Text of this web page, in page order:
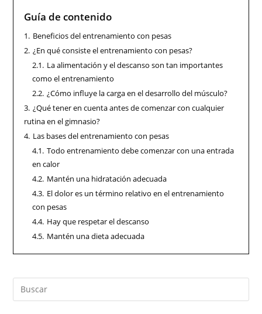
Guía de contenido
1. Beneficios del entrenamiento con pesas
2. ¿En qué consiste el entrenamiento con pesas?
2.1. La alimentación y el descanso son tan importantes
como el entrenamiento
2.2. ¿Cómo influye la carga en el desarrollo del músculo?
3. ¿Qué tener en cuenta antes de comenzar con cualquier
rutina en el gimnasio?
4. Las bases del entrenamiento con pesas
4.1. Todo entrenamiento debe comenzar con una entrada
en calor
4.2. Mantén una hidratación adecuada
4.3. El dolor es un término relativo en el entrenamiento
con pesas
4.4. Hay que respetar el descanso
4.5. Mantén una dieta adecuada